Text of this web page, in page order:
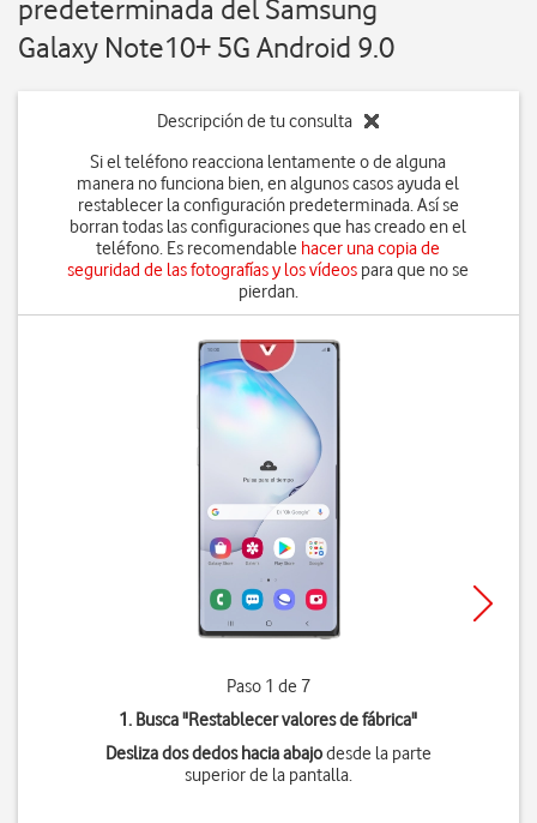
predeterminada del Samsung
Galaxy Note10+ 5G Android 9.0
Descripción de tu consulta
Si el teléfono reacciona lentamente o de alguna
manera no funciona bien, en algunos casos ayuda el
restablecer la configuración predeterminada. Así se
borran todas las configuraciones que has creado en el
teléfono. Es recomendable hacer una copia de
seguridad de las fotografías y los vídeos para que no se
pierdan.
Paso 1 de 7
1. Busca "Restablecer valores de fábrica"
Desliza dos dedos hacia abajodesde la parte
superior de la pantalla.